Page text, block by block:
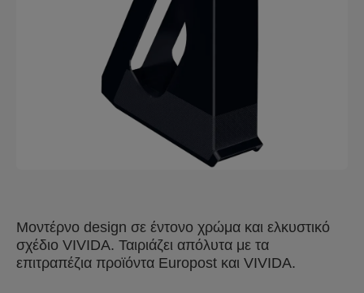
Μοντέρνο design σε έντονο χρώμα και ελκυστικό
σχέδιο VIVIDA. Ταιριάζει απόλυτα με τα
επιτραπέζια προϊόντα Europost και VIVIDA.